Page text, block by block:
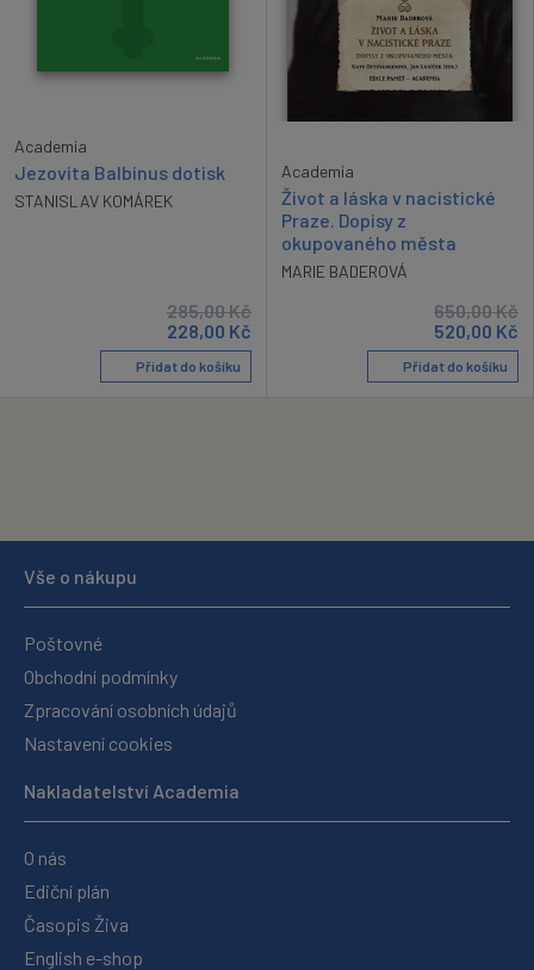
Academia
Jezovita Balbinus dotisk
STANISLAV KOMÁREK
285,00Kč
228,00 Kč
Přidat do košíku
Academia
Život a láska v nacistické
Praze. Dopisy z
okupovaného města
MARIE BADEROVÁ
650,00Kč
520,00 Kč
Přidat do košíku
Vše o nákupu
Poštovné
Obchodní podmínky
Zpracování osobních údajů
Nastavení cookies
Nakladatelství Academia
O nás
Ediční plán
Časopis Živa
English e-shop